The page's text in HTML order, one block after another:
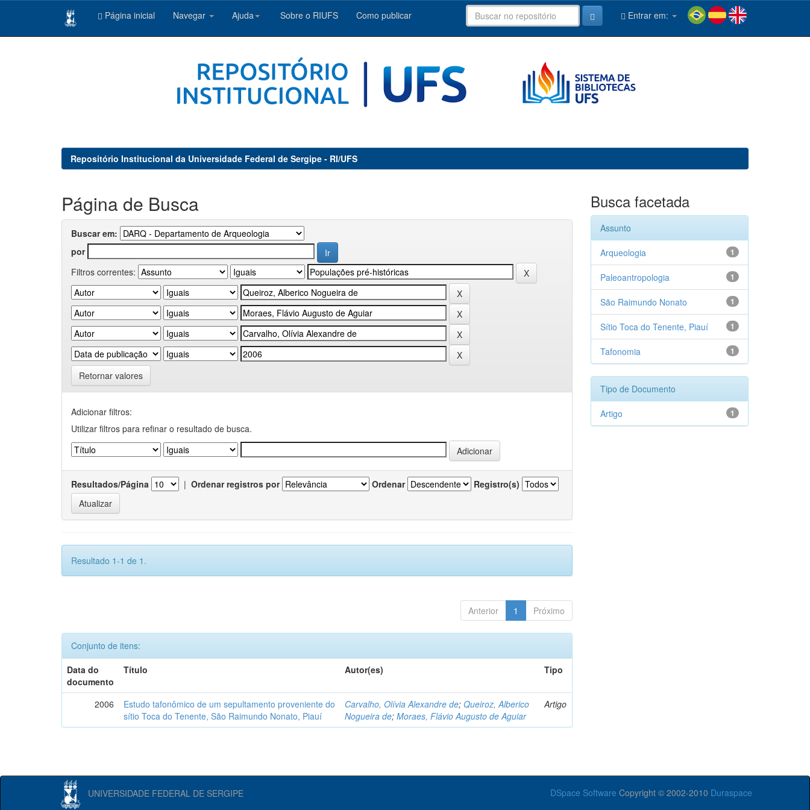
Página inicial Navegar Ajuda Sobre o RIUFS Como publicar Entrar em:
Repositório Institucional da Universidade Federal de Sergipe - RI/UFS
Página de Busca
Buscar em:
por
Filtros correntes:
Retornar valores
Adicionar filtros:
Utilizar filtros para refinar o resultado de busca.
Resultados/Página | Ordenar registros por Ordenar Registro(s)
Resultado 1-1 de 1.
Anterior 1 Próximo
Conjunto de itens:
Data do
documento
Título Autor(es) Tipo
2006
Estudo tafonômico de um sepultamento proveniente do
sítio Toca do Tenente, São Raimundo Nonato, Piauí
Carvalho, Olívia Alexandre de;Queiroz, Alberico
Nogueira de;Moraes, Flávio Augusto de Aguiar
Artigo
Busca facetada
Assunto
1
Arqueologia
1
Paleoantropologia
1
São Raimundo Nonato
1
Sítio Toca do Tenente, Piauí
1
Tafonomia
Tipo de Documento
1
Artigo
UNIVERSIDADE FEDERAL DE SERGIPE DSpace Software Copyright © 2002-2010 Duraspace